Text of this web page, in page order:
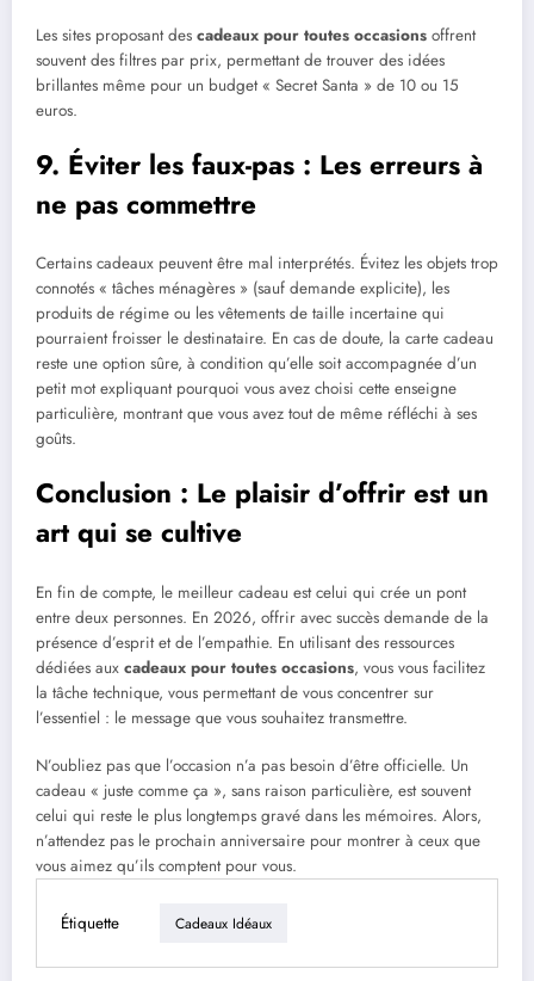
Les sites proposant des cadeaux pour toutes occasions offrent
souvent des filtres par prix, permettant de trouver des idées
brillantes même pour un budget « Secret Santa » de 10 ou 15
euros.
9. Éviter les faux-pas : Les erreurs à
ne pas commettre
Certains cadeaux peuvent être mal interprétés. Évitez les objets trop
connotés « tâches ménagères » (sauf demande explicite), les
produits de régime ou les vêtements de taille incertaine qui
pourraient froisser le destinataire. En cas de doute, la carte cadeau
reste une option sûre, à condition qu’elle soit accompagnée d’un
petit mot expliquant pourquoi vous avez choisi cette enseigne
particulière, montrant que vous avez tout de même réfléchi à ses
goûts.
Conclusion : Le plaisir d’offrir est un
art qui se cultive
En fin de compte, le meilleur cadeau est celui qui crée un pont
entre deux personnes. En 2026, offrir avec succès demande de la
présence d’esprit et de l’empathie. En utilisant des ressources
dédiées aux cadeaux pour toutes occasions, vous vous facilitez
la tâche technique, vous permettant de vous concentrer sur
l’essentiel : le message que vous souhaitez transmettre.
N’oubliez pas que l’occasion n’a pas besoin d’être officielle. Un
cadeau « juste comme ça », sans raison particulière, est souvent
celui qui reste le plus longtemps gravé dans les mémoires. Alors,
n’attendez pas le prochain anniversaire pour montrer à ceux que
vous aimez qu’ils comptent pour vous.
Étiquette Cadeaux Idéaux